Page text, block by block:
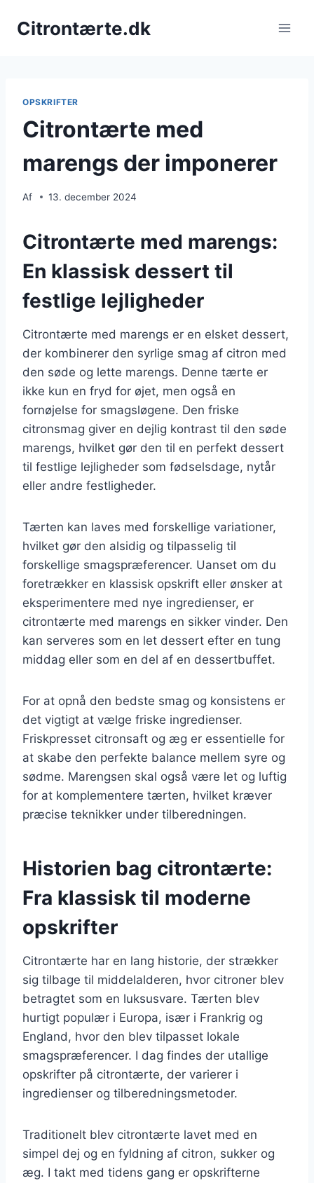
Citrontærte.dk
OPSKRIFTER
Citrontærte med
marengs der imponerer
Af 13. december 2024
Citrontærte med marengs:
En klassisk dessert til
festlige lejligheder
Citrontærte med marengs er en elsket dessert,
der kombinerer den syrlige smag af citron med
den søde og lette marengs. Denne tærte er
ikke kun en fryd for øjet, men også en
fornøjelse for smagsløgene. Den friske
citronsmag giver en dejlig kontrast til den søde
marengs, hvilket gør den til en perfekt dessert
til festlige lejligheder som fødselsdage, nytår
eller andre festligheder.
Tærten kan laves med forskellige variationer,
hvilket gør den alsidig og tilpasselig til
forskellige smagspræferencer. Uanset om du
foretrækker en klassisk opskrift eller ønsker at
eksperimentere med nye ingredienser, er
citrontærte med marengs en sikker vinder. Den
kan serveres som en let dessert efter en tung
middag eller som en del af en dessertbuffet.
For at opnå den bedste smag og konsistens er
det vigtigt at vælge friske ingredienser.
Friskpresset citronsaft og æg er essentielle for
at skabe den perfekte balance mellem syre og
sødme. Marengsen skal også være let og luftig
for at komplementere tærten, hvilket kræver
præcise teknikker under tilberedningen.
Historien bag citrontærte:
Fra klassisk til moderne
opskrifter
Citrontærte har en lang historie, der strækker
sig tilbage til middelalderen, hvor citroner blev
betragtet som en luksusvare. Tærten blev
hurtigt populær i Europa, især i Frankrig og
England, hvor den blev tilpasset lokale
smagspræferencer. I dag findes der utallige
opskrifter på citrontærte, der varierer i
ingredienser og tilberedningsmetoder.
Traditionelt blev citrontærte lavet med en
simpel dej og en fyldning af citron, sukker og
æg. I takt med tidens gang er opskrifterne